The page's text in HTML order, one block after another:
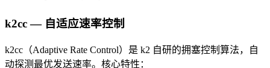
k2cc — 自适应速率控制
k2cc（Adaptive Rate Control）是 k2 自研的拥塞控制算法，自
动探测最优发送速率。核心特性：